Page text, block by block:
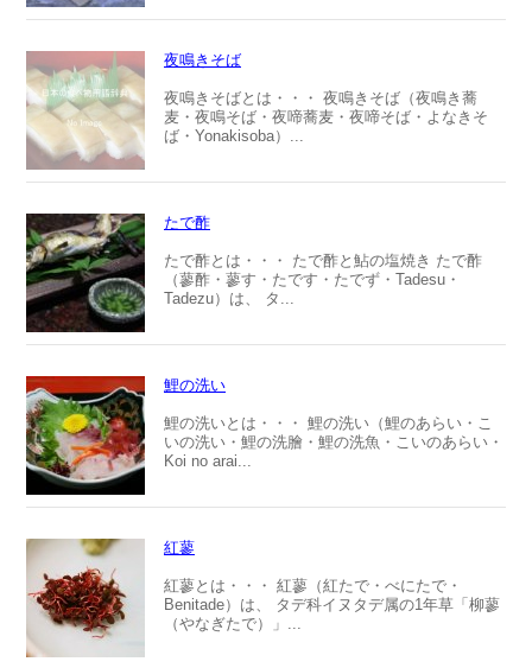
夜鳴きそば
夜鳴きそばとは・・・ 夜鳴きそば（夜鳴き蕎
麦・夜鳴そば・夜啼蕎麦・夜啼そば・よなきそ
ば・Yonakisoba）...
たで酢
たで酢とは・・・ たで酢と鮎の塩焼き たで酢
（蓼酢・蓼す・たです・たでず・Tadesu・
Tadezu）は、 タ...
鯉の洗い
鯉の洗いとは・・・ 鯉の洗い（鯉のあらい・こ
いの洗い・鯉の洗膾・鯉の洗魚・こいのあらい・
Koi no arai...
紅蓼
紅蓼とは・・・ 紅蓼（紅たで・べにたで・
Benitade）は、 タデ科イヌタデ属の1年草「柳蓼
（やなぎたで）」...